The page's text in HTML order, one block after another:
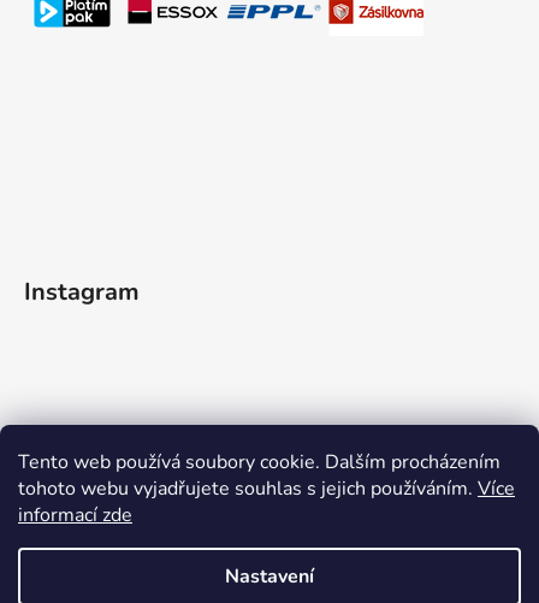
Tento web používá soubory cookie. Dalším procházením
tohoto webu vyjadřujete souhlas s jejich používáním. Více
informací zde
Nastavení
Instagram
Sledovat na Instagramu